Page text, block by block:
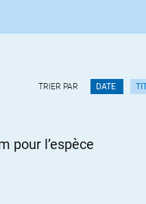
TRIER PAR DATE
pour l’espèce